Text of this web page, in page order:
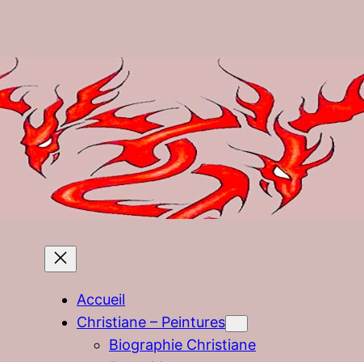
Accueil
Christiane – Peintures
Biographie Christiane